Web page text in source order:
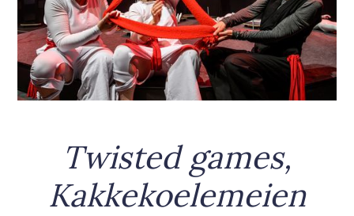
Twisted games,
Kakkekoelemeien